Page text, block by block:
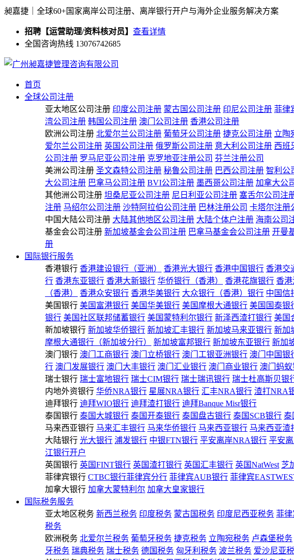
昶嘉捷｜全球60+国家离岸公司注册、离岸银行开户与海外企业服务解决方案
招聘【运营助理/资料核对员】 查看详情
全国咨询热线 13076742685
首页
全球公司注册
亚太地区公司注册 印度公司注册 蒙古国公司注册 印尼公司注册 菲律
湾公司注册 韩国公司注册 澳门公司注册 香港公司注册
欧洲公司注册 北爱尔兰公司注册 葡萄牙公司注册 捷克公司注册 立陶
爱尔兰公司注册 英国公司注册 俄罗斯公司注册 意大利公司注册 西班
公司注册 罗马尼亚公司注册 克罗地亚注册公司 芬兰注册公司
美洲公司注册 圣文森特公司注册 秘鲁公司注册 巴西公司注册 智利公
大公司注册 巴拿马公司注册 BVI公司注册 墨西哥公司注册 加拿大公
其他洲公司注册 坦桑尼亚公司注册 尼日利亚公司注册 塞舌尔公司注
注册 马绍尔公司注册 沙特阿拉伯公司注册 巴林注册公司 卡塔尔注册
中国大陆公司注册 大陆其他地区公司注册 大陆个体户注册 海南公司
基金会公司注册 新加坡基金会公司注册 巴拿马基金会公司注册 开曼
册
国际银行服务
香港银行 香港建设银行（亚洲） 香港光大银行 香港中国银行 香港交
行 香港东亚银行 香港大新银行 华侨银行（香港） 香港花旗银行 香
（香港）
香港众安银行 香港华美银行 大众银行（香港）银行 中国信
美国银行 美国富港银行 美国华美银行 美国摩根大通银行 美国国泰银
银行 美国社区联邦储蓄银行 美国蒙特利尔银行 新泽西渣打银行 美国
新加坡银行 新加坡华侨银行 新加坡汇丰银行 新加坡马来亚银行 新加
摩根大通银行（新加坡分行）
新加坡富邦银行 新加坡东亚银行 新加
澳门银行 澳门工商银行 澳门立桥银行 澳门工银亚洲银行 澳门中国银
行 澳门发展银行 澳门大丰银行 澳门汇业银行 澳门商业银行 澳门蚂
瑞士银行 瑞士富地银行 瑞士CIM银行 瑞士瑞讯银行 瑞士杜高斯贝银
内地外资银行 华侨NRA银行 星展NRA银行 汇丰NRA银行 渣打NRA
迪拜银行 迪拜WIO银行 迪拜渣打银行 迪拜Banque Misr银行
泰国银行 泰国大城银行 泰国开泰银行 泰国盘古银行 泰国SCB银行 泰
马来西亚银行 马来汇丰银行 马来华侨银行 马来西亚银行 马来西亚渣
大陆银行 光大银行 浦发银行 中银FTN银行 平安离岸NRA银行 平安
江银行开户
英国银行 英国FINT银行 英国渣打银行 英国汇丰银行 英国NatWest 芝
菲律宾银行 CTBC银行菲律宾分行 菲律宾AUB银行 菲律宾
加拿大银行 加拿大蒙特利尔 加拿大皇家银行
国际税务服务
亚太地区税务 新西兰税务 印度税务 蒙古国税务 印度尼西亚税务 菲
税务
欧洲税务 北爱尔兰税务 葡萄牙税务 捷克税务 立陶宛税务 卢森堡税务
牙税务 瑞典税务 瑞士税务 德国税务 匈牙利税务 波兰税务 爱沙尼亚